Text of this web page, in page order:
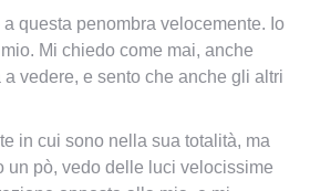
a questa penombra velocemente. Io
Mi chiedo come mai, anche
vedere, e sento che anche gli altri
in cui sono nella sua totalità, ma
un pò, vedo delle luci velocissime